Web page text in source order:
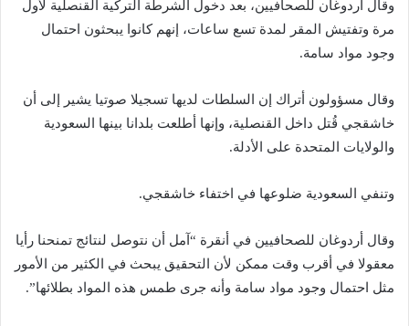
وقال أردوغان للصحافيين، بعد دخول الشرطة التركية القنصلية لأول
مرة وتفتيش المقر لمدة تسع ساعات، إنهم كانوا يبحثون احتمال
وجود مواد سامة.
وقال مسؤولون أتراك إن السلطات لديها تسجيلا صوتيا يشير إلى أن
خاشقجي قُتل داخل القنصلية، وإنها أطلعت بلدانا بينها السعودية
والولايات المتحدة على الأدلة.
وتنفي السعودية ضلوعها في اختفاء خاشقجي.
وقال أردوغان للصحافيين في أنقرة “آمل أن نتوصل لنتائج تمنحنا رأيا
معقولا في أقرب وقت ممكن لأن التحقيق يبحث في الكثير من الأمور
مثل احتمال وجود مواد سامة وأنه جرى طمس هذه المواد بطلائها”.